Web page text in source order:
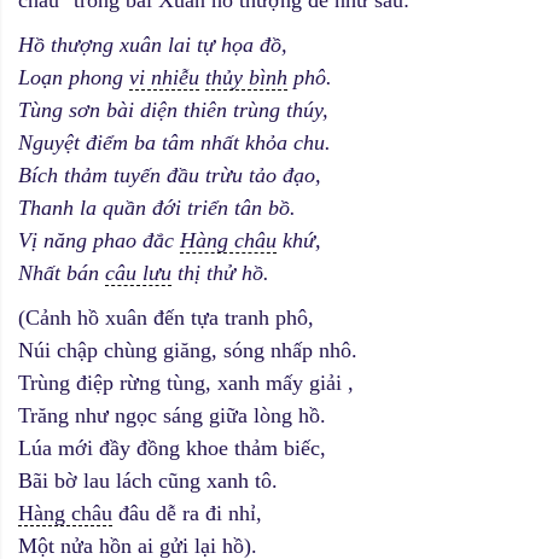
Hồ thượng xuân lai tự họa đồ,
Loạn phong vi nhiễu thủy bình phô.
Tùng sơn bài diện thiên trùng thúy,
Nguyệt điểm ba tâm nhất khỏa chu.
Bích thảm tuyến đầu trừu tảo đạo,
Thanh la quần đới triển tân bồ.
Vị năng phao đắc Hàng châu khứ,
Nhất bán câu lưu thị thử hồ.
(Cảnh hồ xuân đến tựa tranh phô,
Núi chập chùng giăng, sóng nhấp nhô.
Trùng điệp rừng tùng, xanh mấy giải ,
Trăng như ngọc sáng giữa lòng hồ.
Lúa mới đầy đồng khoe thảm biếc,
Bãi bờ lau lách cũng xanh tô.
Hàng châu đâu dễ ra đi nhỉ,
Một nửa hồn ai gửi lại hồ).